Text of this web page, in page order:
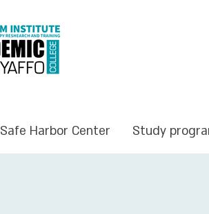
Study
Safe Harbor Center